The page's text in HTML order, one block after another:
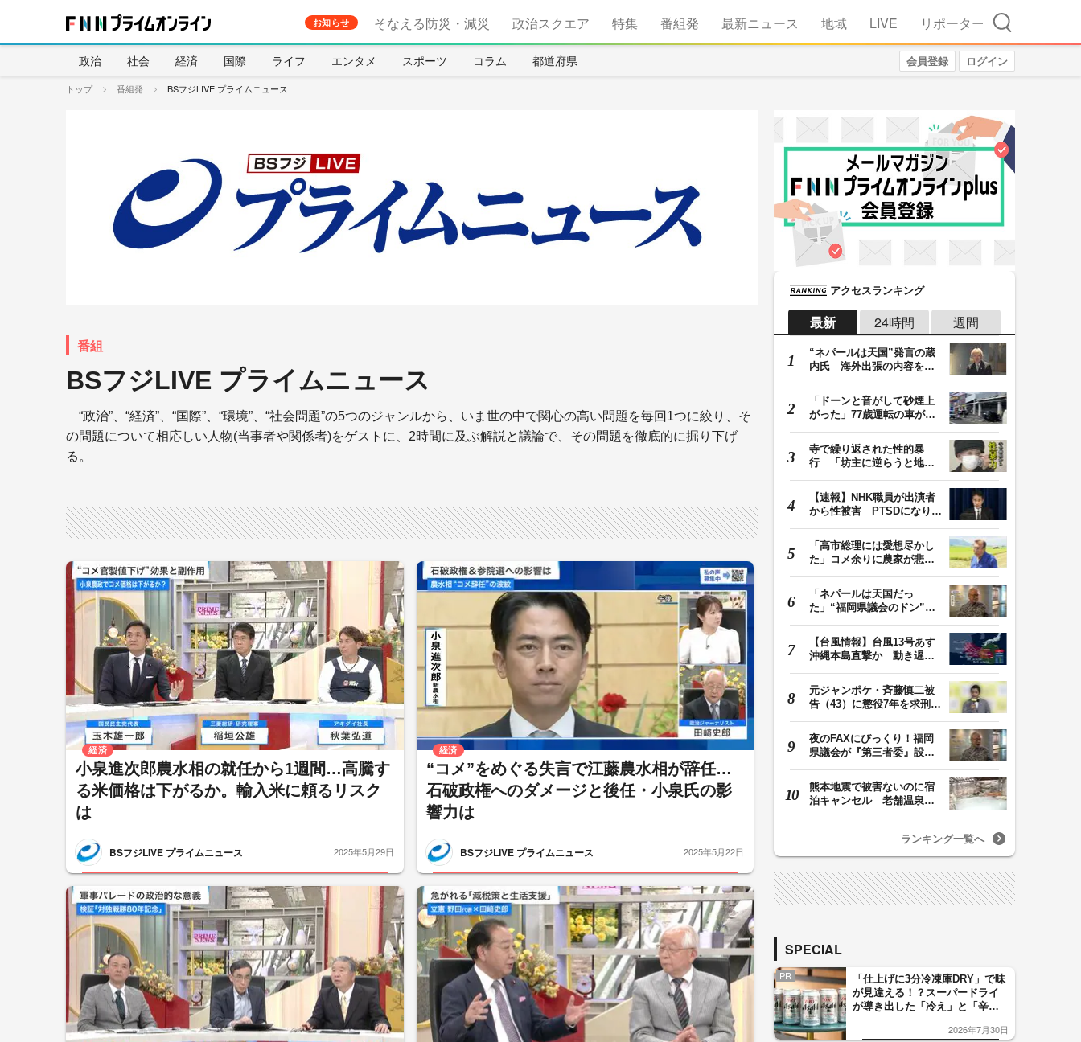
お知らせ そなえる防災・減災 政治スクエア 特集 番組発 最新ニュース 地域 LIVE リポーター 検索
政治 社会 経済 国際 ライフ エンタメ スポーツ コラム 都道府県 会員登録 ログイン
トップ 番組発 BSフジLIVE プライムニュース
BSフジLIVE プライムニュース
“政治”、“経済”、“国際”、“環境”、“社会問題”の5つのジャンルから、いま世の中で関心の高い問題を毎回1つに絞り、そ
の問題について相応しい人物(当事者や関係者)をゲストに、2時間に及ぶ解説と議論で、その問題を徹底的に掘り下げ
る。
小泉進次郎農水相の就任から1週間…高騰す
る米価格は下がるか。輸入米に頼るリスク
は
BSフジLIVE プライムニュース
経済
2025年5月29日
“コメ”をめぐる失言で江藤農水相が辞任…
石破政権へのダメージと後任・小泉氏の影
響力は
BSフジLIVE プライムニュース
経済
2025年5月22日
アクセスランキング
最新 24時間 週間
“ネパールは天国”発言の蔵
内氏 海外出張の内容を説
「ドーンと音がして砂煙上
がった」77歳運転の車が立
寺で繰り返された性的暴
行 「坊主に逆らうと地獄
【速報】NHK職員が出演者
から性被害 PTSDになり休
「高市総理には愛想尽かし
た」コメ余りに農家が悲
「ネパールは天国だっ
た」“福岡県議会のドン”蔵
【台風情報】台風13号あす
沖縄本島直撃か 動き遅く
元ジャンポケ・斉藤慎二被
告（43）に懲役7年を求刑
夜のFAXにびっくり！福岡
県議会が『第三者委』設置
熊本地震で被害ないのに宿
泊キャンセル 老舗温泉宿
ランキング一覧へ
SPECIAL
PR
「仕上げに3分冷凍庫DRY」で味
が見違える！？スーパードライ
が導き出した「冷え」と「辛
した「辛口カーブ」が飲み頃の
2026年7月30日